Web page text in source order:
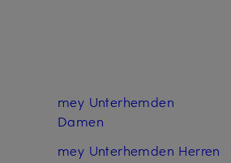
mey Unterhemden
Damen
mey Unterhemden Herren